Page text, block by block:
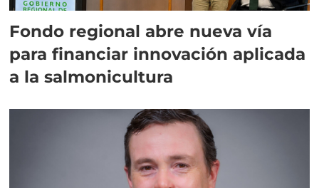
Fondo regional abre nueva vía
para financiar innovación aplicada
a la salmonicultura